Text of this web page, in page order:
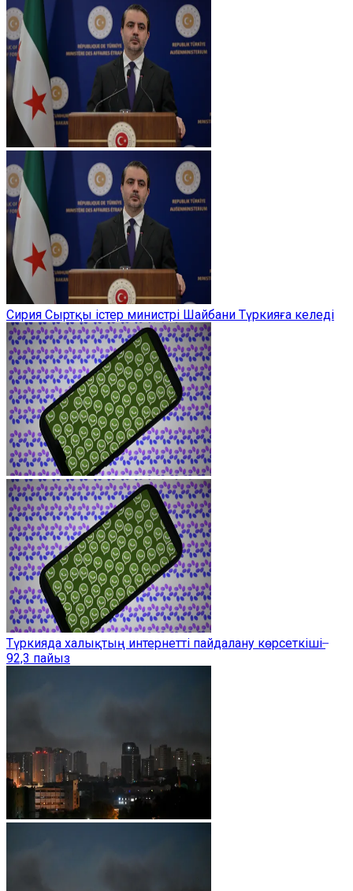
Сирия Сыртқы істер министрі Шайбани Түркияға келеді
Түркияда халықтың интернетті пайдалану көрсеткіші ̶
92,3 пайыз